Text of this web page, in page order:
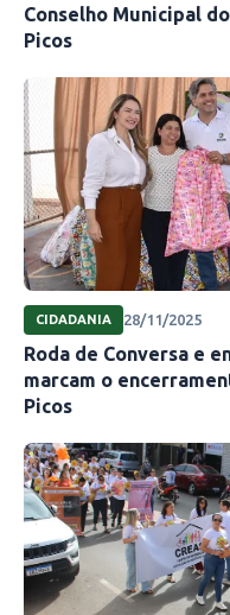
Conselho Municipal
Picos
CIDADANIA 28/11/2025
Roda de Conversa e
marcam o
Picos